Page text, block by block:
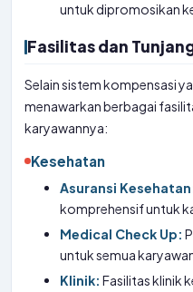
untuk dipromosikan
Fasilitas dan
Selain sistem kompensasi
menawarkan berbagai
karyawannya:
Kesehatan
Asuransi
komprehensif untuk
Medical Check Up:
untuk semua
Klinik: Fasilitas klinik